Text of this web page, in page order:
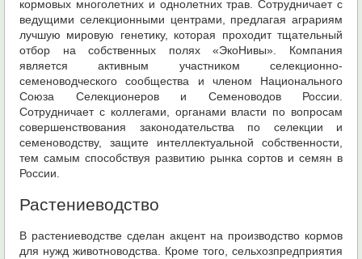
кормовых многолетних и однолетних трав. Сотрудничает с
ведущими селекционными центрами, предлагая аграриям
лучшую мировую генетику, которая проходит тщательный
отбор на собственных полях «ЭкоНивы». Компания
является активным участником селекционно-
семеноводческого сообщества и членом Национального
Союза Селекционеров и Семеноводов России.
Сотрудничает с коллегами, органами власти по вопросам
совершенствования законодательства по селекции и
семеноводству, защите интеллектуальной собственности,
тем самым способствуя развитию рынка сортов и семян в
России.
Растениеводство
В растениеводстве сделан акцент на производство кормов
для нужд животноводства. Кроме того, сельхозпредприятия